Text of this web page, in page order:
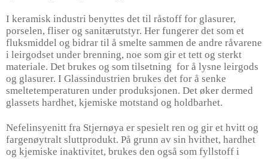
I keramisk industri benyttes det til råstoff for glasurer,
porselen, fliser og sanitærutstyr. Her fungerer det som et
fluksmiddel og bidrar til å smelte sammen de andre råvarene
i leirgodset under brenning, noe som gir et tett og sterkt
materiale. Det brukes og som tilsetning for å lysne leirgods
og glasurer. I Glassindustrien brukes det for å senke
smeltetemperaturen under produksjonen. Det øker dermed
glassets hardhet, kjemiske motstand og holdbarhet.
Nefelinsyenitt fra Stjernøya er spesielt ren og gir et hvitt og
fargenøytralt sluttprodukt. På grunn av sin hvithet, hardhet
og kjemiske inaktivitet, brukes den også som fyllstoff i